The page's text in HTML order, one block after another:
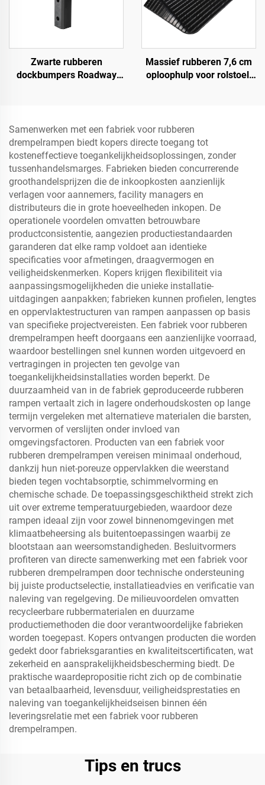
Zwarte rubberen
dockbumpers Roadway
Massief rubberen 7,6 cm
oploophulp voor rolstoel,
Productcategorie
Samenwerken met een fabriek voor rubberen
drempelrampen biedt kopers directe toegang tot
kosteneffectieve toegankelijkheidsoplossingen, zonder
tussenhandelsmarges. Fabrieken bieden concurrerende
groothandelsprijzen die de inkoopkosten aanzienlijk
verlagen voor aannemers, facility managers en
distributeurs die in grote hoeveelheden inkopen. De
operationele voordelen omvatten betrouwbare
productconsistentie, aangezien productiestandaarden
garanderen dat elke ramp voldoet aan identieke
specificaties voor afmetingen, draagvermogen en
veiligheidskenmerken. Kopers krijgen flexibiliteit via
aanpassingsmogelijkheden die unieke installatie-
uitdagingen aanpakken; fabrieken kunnen profielen, lengtes
en oppervlaktestructuren van rampen aanpassen op basis
van specifieke projectvereisten. Een fabriek voor rubberen
drempelrampen heeft doorgaans een aanzienlijke voorraad,
waardoor bestellingen snel kunnen worden uitgevoerd en
vertragingen in projecten ten gevolge van
toegankelijkheidsinstallaties worden beperkt. De
duurzaamheid van in de fabriek geproduceerde rubberen
rampen vertaalt zich in lagere onderhoudskosten op lange
termijn vergeleken met alternatieve materialen die barsten,
vervormen of verslijten onder invloed van
omgevingsfactoren. Producten van een fabriek voor
rubberen drempelrampen vereisen minimaal onderhoud,
dankzij hun niet-poreuze oppervlakken die weerstand
bieden tegen vochtabsorptie, schimmelvorming en
chemische schade. De toepassingsgeschiktheid strekt zich
uit over extreme temperatuurgebieden, waardoor deze
rampen ideaal zijn voor zowel binnenomgevingen met
klimaatbeheersing als buitentoepassingen waarbij ze
blootstaan aan weersomstandigheden. Besluitvormers
profiteren van directe samenwerking met een fabriek voor
rubberen drempelrampen door technische ondersteuning
bij juiste productselectie, installatieadvies en verificatie van
naleving van regelgeving. De milieuvoordelen omvatten
recycleerbare rubbermaterialen en duurzame
productiemethoden die door verantwoordelijke fabrieken
worden toegepast. Kopers ontvangen producten die worden
gedekt door fabrieksgaranties en kwaliteitscertificaten, wat
zekerheid en aansprakelijkheidsbescherming biedt. De
praktische waardepropositie richt zich op de combinatie
van betaalbaarheid, levensduur, veiligheidsprestaties en
naleving van toegankelijkheidseisen binnen één
leveringsrelatie met een fabriek voor rubberen
drempelrampen.
Tips en trucs